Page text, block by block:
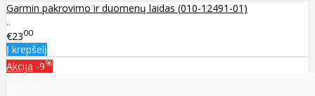
Garmin pakrovimo ir duomenų laidas (010-12491-01)
..
€2300
Į krepšelį
Akcija -9%